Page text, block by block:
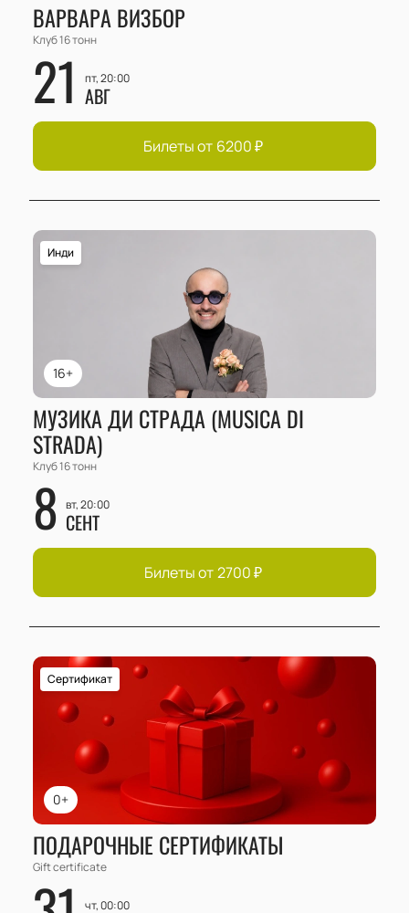
ВАРВАРА ВИЗБОР
Клуб 16 тонн
21 пт, 20:00
АВГ
Билеты от 6200₽
16+
Инди
МУЗИКА ДИ СТРАДА (MUSICA DI
STRADA)
Клуб 16 тонн
8 вт, 20:00
СЕНТ
Билеты от 2700₽
0+
Сертификат
ПОДАРОЧНЫЕ СЕРТИФИКАТЫ
Gift certificate
чт, 00:00